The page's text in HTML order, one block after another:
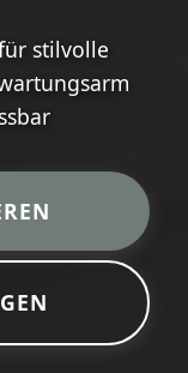
stilvolle